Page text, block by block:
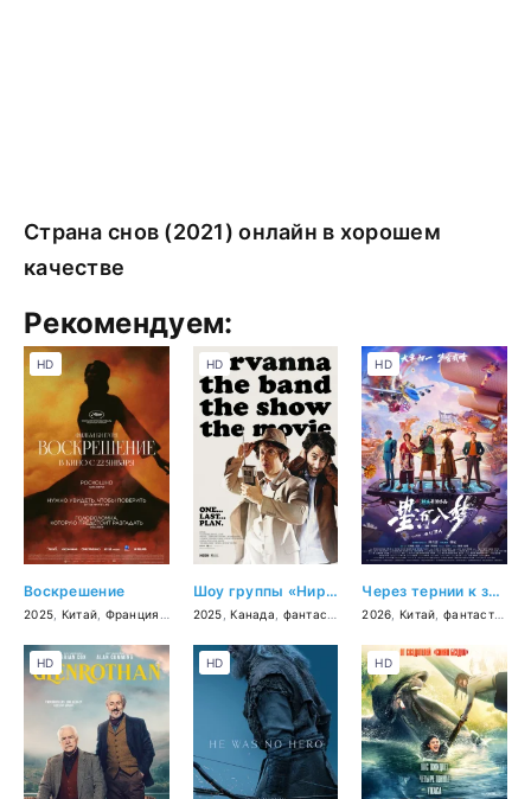
Страна снов (2021) онлайн в хорошем
качестве
Рекомендуем:
Воскрешение
2025 Китай Франция фэнтези, драма
HD
Шоу группы «Нирванна». Фильм
2025 ,Канада фантастика ,комедия,приключения
HD
Через тернии к звёздам
2026 Китай фантастика
HD
HD HD HD